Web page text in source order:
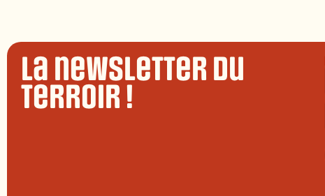
La newsletter du
terroir !